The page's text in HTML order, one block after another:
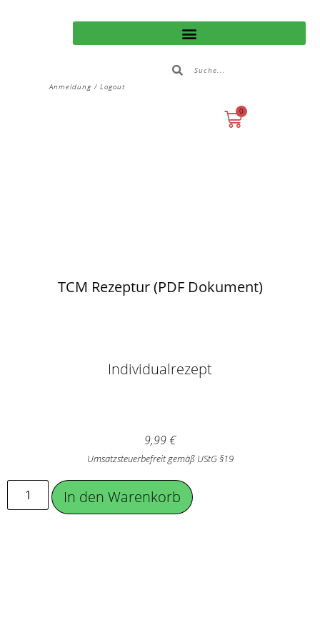
Anmeldung / Logout
0
TCM Rezeptur (PDF Dokument)
Individualrezept
9,99€
Umsatzsteuerbefreit gemäß UStG §19
In den Warenkorb